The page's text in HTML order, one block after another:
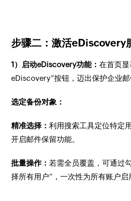
步骤二：激活eDiscovery
1）启动eDiscovery功能：在首页
eDiscovery”按钮，迈出保护企业邮
选定备份对象：
精准选择：利用搜索工具定位特定
开启邮件保留功能。
批量操作： 若需全员覆盖，可通过
择所有用户”，一次性为所有账户启